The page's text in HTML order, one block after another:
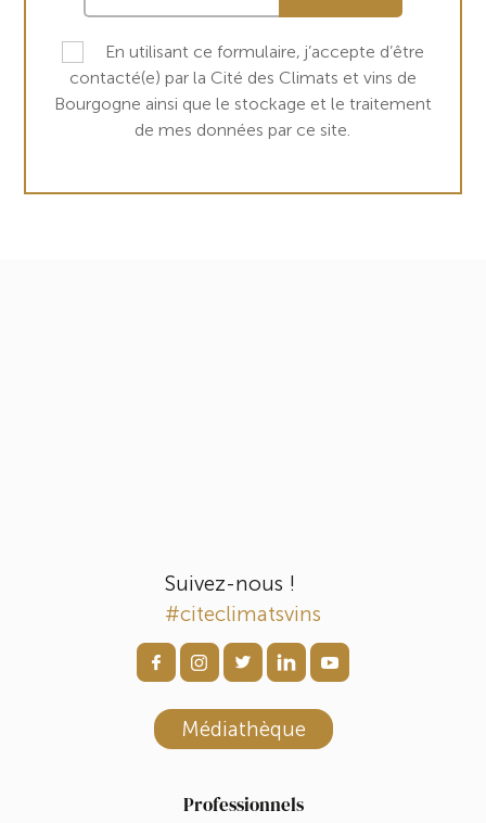
En utilisant ce formulaire, j’accepte d’être
contacté(e) par la Cité des Climats et vins de
Bourgogne ainsi que le stockage et le traitement
de mes données par ce site.
Suivez-nous !
#citeclimatsvins
Médiathèque
Professionnels